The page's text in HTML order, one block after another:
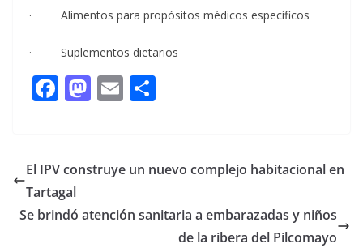
· Alimentos para propósitos médicos específicos
· Suplementos dietarios
F
b
o
o
M
d
n
E
l p
ti
El IPV construye un nuevo complejo habitacional en
Tartagal
Se brindó atención sanitaria a embarazadas y niños
de la ribera del Pilcomayo